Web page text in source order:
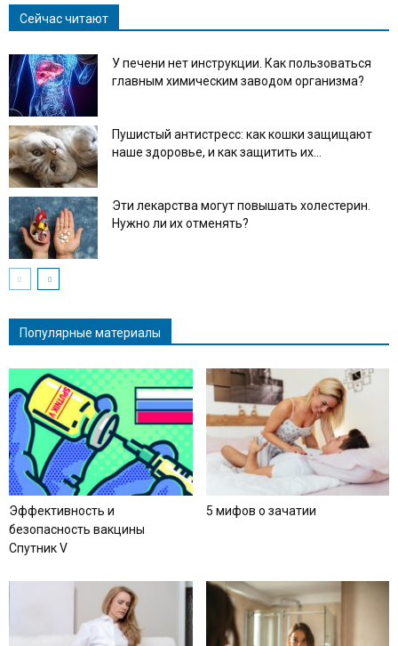
Сейчас читают
У печени нет инструкции. Как пользоваться
главным химическим заводом организма?
Пушистый антистресс: как кошки защищают
наше здоровье, и как защитить их...
Эти лекарства могут повышать холестерин.
Нужно ли их отменять?
Популярные материалы
Эффективность и
безопасность вакцины
Спутник V
5 мифов о зачатии